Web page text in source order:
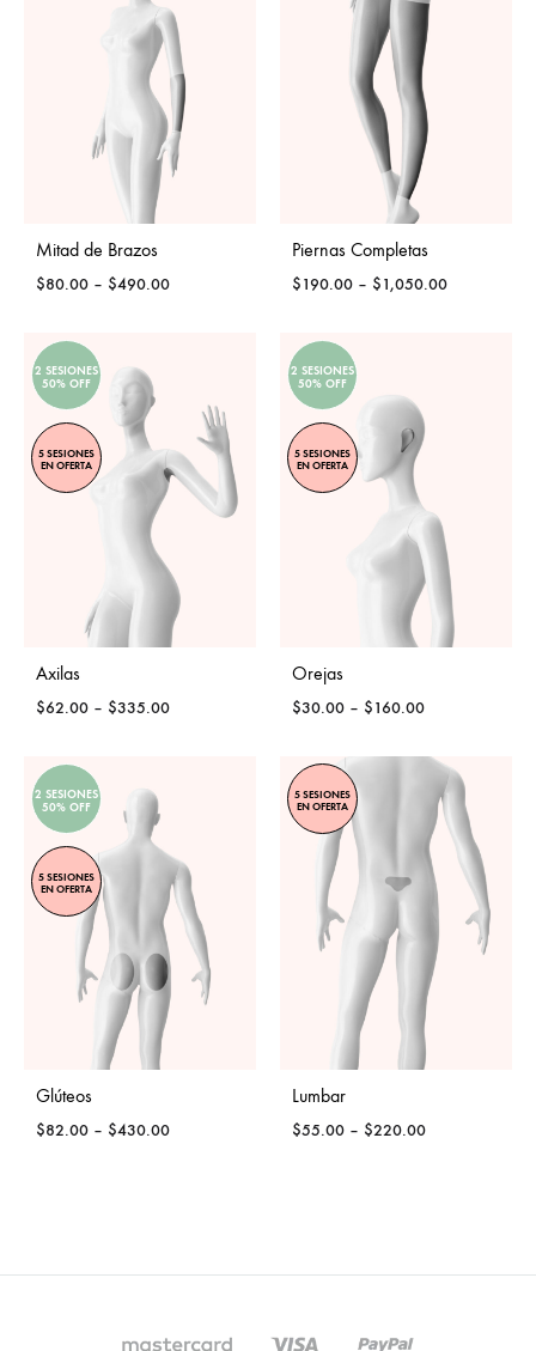
Mitad de Brazos
$80.00 – $490.00Price
Piernas Completas
$190.00 – $1,050.00Price
2 SESIONES
50% OFF
5 SESIONES
EN OFERTA
Axilas
$62.00 – $335.00Price
2 SESIONES
50% OFF
5 SESIONES
EN OFERTA
Orejas
$30.00 – $160.00Price
$30.00
through
$160.00
2 SESIONES
50% OFF
5 SESIONES
EN OFERTA
Glúteos
$82.00 – $430.00Price
5 SESIONES
EN OFERTA
Lumbar
$55.00 – $220.00Price